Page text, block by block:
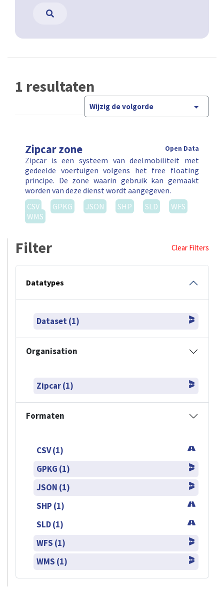
1 resultaten
Wijzig de volgorde
Zipcar zone Open Data
Zipcar is een systeem van deelmobiliteit met
gedeelde voertuigen volgens het free floating
principe. De zone waarin gebruik kan gemaakt
worden van deze dienst wordt aangegeven.
CSV
GPKG JSON SHP SLD
WFS
WMS
Filter Clear Filters
Datatypes
Dataset (1)
Organisation
Zipcar (1)
Formaten
CSV (1)
GPKG (1)
JSON (1)
SHP (1)
SLD (1)
WFS (1)
WMS (1)